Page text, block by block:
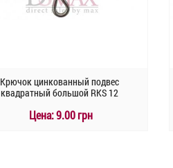
Крючок цинкованный подвес
квадратный большой RKS 12
Цена:9.00 грн